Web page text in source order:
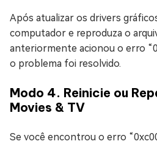
Após atualizar os drivers
computador e reproduza o
anteriormente acionou o erro
o problema foi resolvido.
Modo 4. Reinicie ou
Movies & TV
Se você encontrou o erro